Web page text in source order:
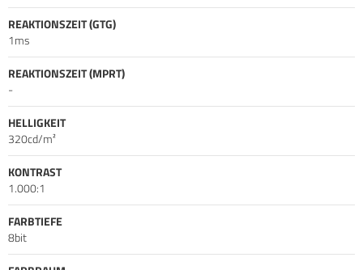
REAKTIONSZEIT (GTG)
1ms
REAKTIONSZEIT (MPRT)
-
HELLIGKEIT
320cd/m²
KONTRAST
1.000:1
FARBTIEFE
8bit